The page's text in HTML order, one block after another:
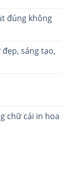
đúng không
sáng tạo,
chữ cái in hoa